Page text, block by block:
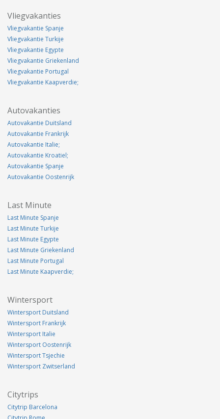
Vliegvakanties
Vliegvakantie Spanje
Vliegvakantie Turkije
Vliegvakantie Egypte
Vliegvakantie Griekenland
Vliegvakantie Portugal
Vliegvakantie Kaapverdie;
Autovakanties
Autovakantie Duitsland
Autovakantie Frankrijk
Autovakantie Italie;
Autovakantie Kroatiel;
Autovakantie Spanje
Autovakantie Oostenrijk
Last Minute
Last Minute Spanje
Last Minute Turkije
Last Minute Egypte
Last Minute Griekenland
Last Minute Portugal
Last Minute Kaapverdie;
Wintersport
Wintersport Duitsland
Wintersport Frankrijk
Wintersport Italie
Wintersport Oostenrijk
Wintersport Tsjechie
Wintersport Zwitserland
Citytrips
Citytrip Barcelona